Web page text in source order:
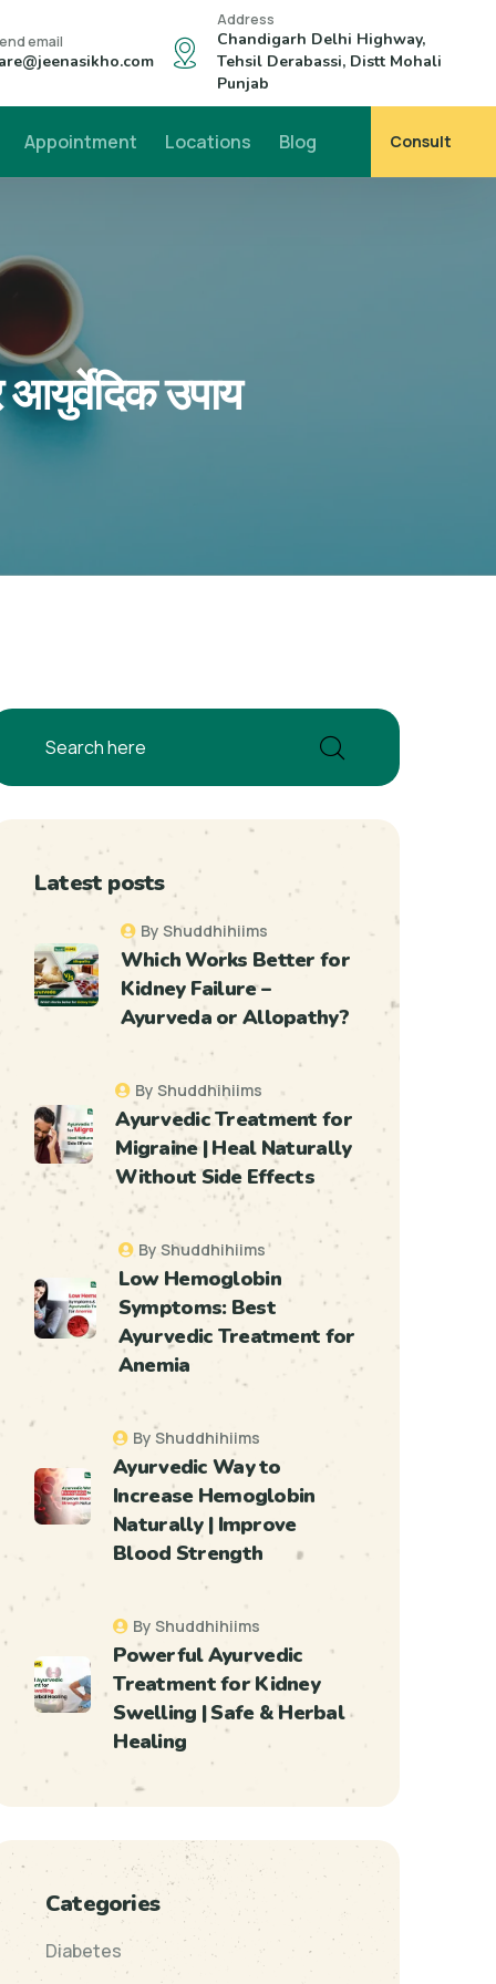
email
Address
Chandigarh Delhi Highway,
Tehsil Derabassi, Distt Mohali
Punjab
Appointment Locations Blog Consult
उपाय
Latest posts
By Shuddhihiims
Which Works Better for
Kidney Failure –
Ayurveda or Allopathy?
By Shuddhihiims
Ayurvedic Treatment for
Migraine | Heal Naturally
Without Side Effects
By Shuddhihiims
Low Hemoglobin
Symptoms: Best
Ayurvedic Treatment for
Anemia
By Shuddhihiims
Ayurvedic Way to
Increase Hemoglobin
Naturally | Improve
Blood Strength
By Shuddhihiims
Powerful Ayurvedic
Treatment for Kidney
Swelling | Safe & Herbal
Healing
Categories
Diabetes